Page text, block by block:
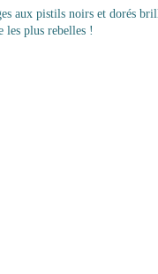
aux pistils noirs et dorés
les plus rebelles !